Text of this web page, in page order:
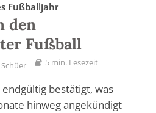
Fußballjahr
den
Fußball
5 min. Lesezeit
bestätigt, was
hinweg angekündigt